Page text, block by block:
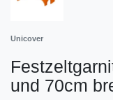
Unicover
und 70cm